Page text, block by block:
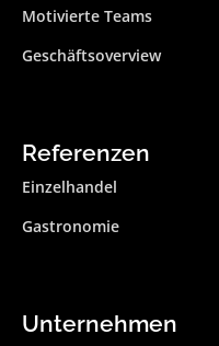
Motivierte Teams
Geschäftsoverview
Referenzen
Einzelhandel
Gastronomie
Unternehmen